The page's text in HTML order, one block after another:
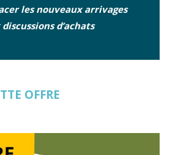
les nouveaux arrivages
d’achats
OFFRE